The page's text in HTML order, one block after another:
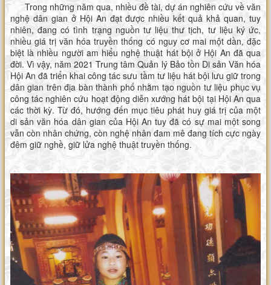
Trong những năm qua, nhiều đề tài, dự án nghiên cứu về văn
nghệ dân gian ở Hội An đạt được nhiều kết quả khả quan, tuy
nhiên, đang có tình trạng nguồn tư liệu thư tịch, tư liệu ký ức,
nhiều giá trị văn hóa truyền thống có nguy cơ mai một dần, đặc
biệt là nhiều người am hiểu nghệ thuật hát bội ở Hội An đã qua
đời. Vì vậy, năm 2021 Trung tâm Quản lý Bảo tồn Di sản Văn hóa
Hội An đã triển khai công tác sưu tầm tư liệu hát bội lưu giữ trong
dân gian trên địa bàn thành phố nhằm tạo nguồn tư liệu phục vụ
công tác nghiên cứu hoạt động diễn xướng hát bội tại Hội An qua
các thời kỳ. Từ đó, hướng đến mục tiêu phát huy giá trị của một
di sản văn hóa dân gian của Hội An tuy đã có sự mai một song
vẫn còn nhân chứng, còn nghệ nhân đam mê đang tích cực ngày
đêm giữ nghề, giữ lửa nghệ thuật truyền thống.